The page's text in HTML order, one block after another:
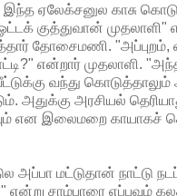
இந்த ஏலேக்சனுல காசு
குத்துவான்
தோசைமணி. "அப்புறம்,
என்றார் முதலாளி.
வந்து
அதுக்கு அரசியல்
என இலைமறை
அப்பா மட்டுதான் நாட்டு
என்று சாம்பாரை எப்பவும்